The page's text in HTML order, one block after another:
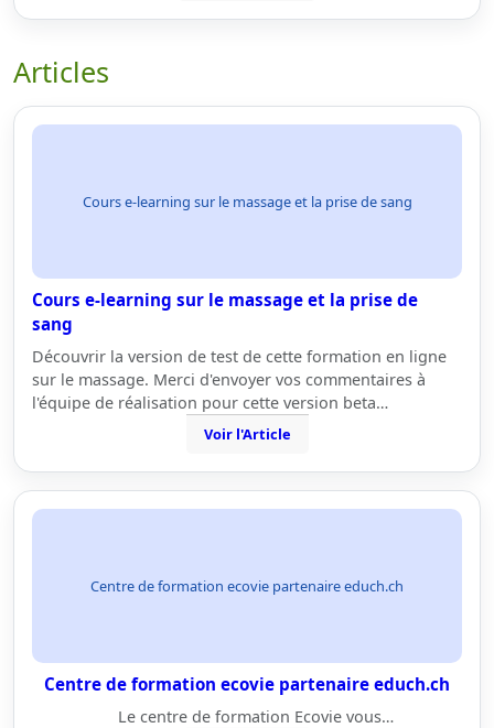
Articles
Cours e-learning sur le massage et la prise de sang
Cours e-learning sur le massage et la prise de
sang
Découvrir la version de test de cette formation en ligne
sur le massage. Merci d'envoyer vos commentaires à
l'équipe de réalisation pour cette version beta…
Voir l'Article
Centre de formation ecovie partenaire educh.ch
Centre de formation ecovie partenaire educh.ch
Le centre de formation Ecovie vous…